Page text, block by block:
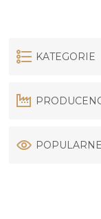
KATEGORIE